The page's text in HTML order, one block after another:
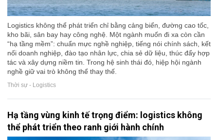
Logistics không thể phát triển chỉ bằng cảng biển, đường cao tốc,
kho bãi, sân bay hay công nghệ. Một ngành muốn đi xa còn cần
“hạ tầng mềm”: chuẩn mực nghề nghiệp, tiếng nói chính sách, kết
nối doanh nghiệp, đào tạo nhân lực, chia sẻ dữ liệu, thúc đẩy hợp
tác và xây dựng niềm tin. Trong hệ sinh thái đó, hiệp hội ngành
nghề giữ vai trò không thể thay thế.
Thời sự - Logistics
Hạ tầng vùng kinh tế trọng điểm: logistics không
thể phát triển theo ranh giới hành chính